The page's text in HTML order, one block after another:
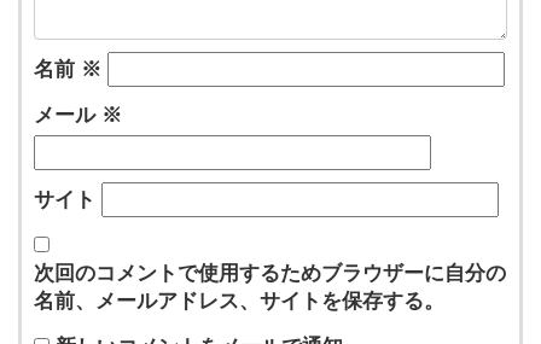
名前 ※
メール ※
サイト
次回のコメントで使用するためブラウザーに自分の
名前、メールアドレス、サイトを保存する。